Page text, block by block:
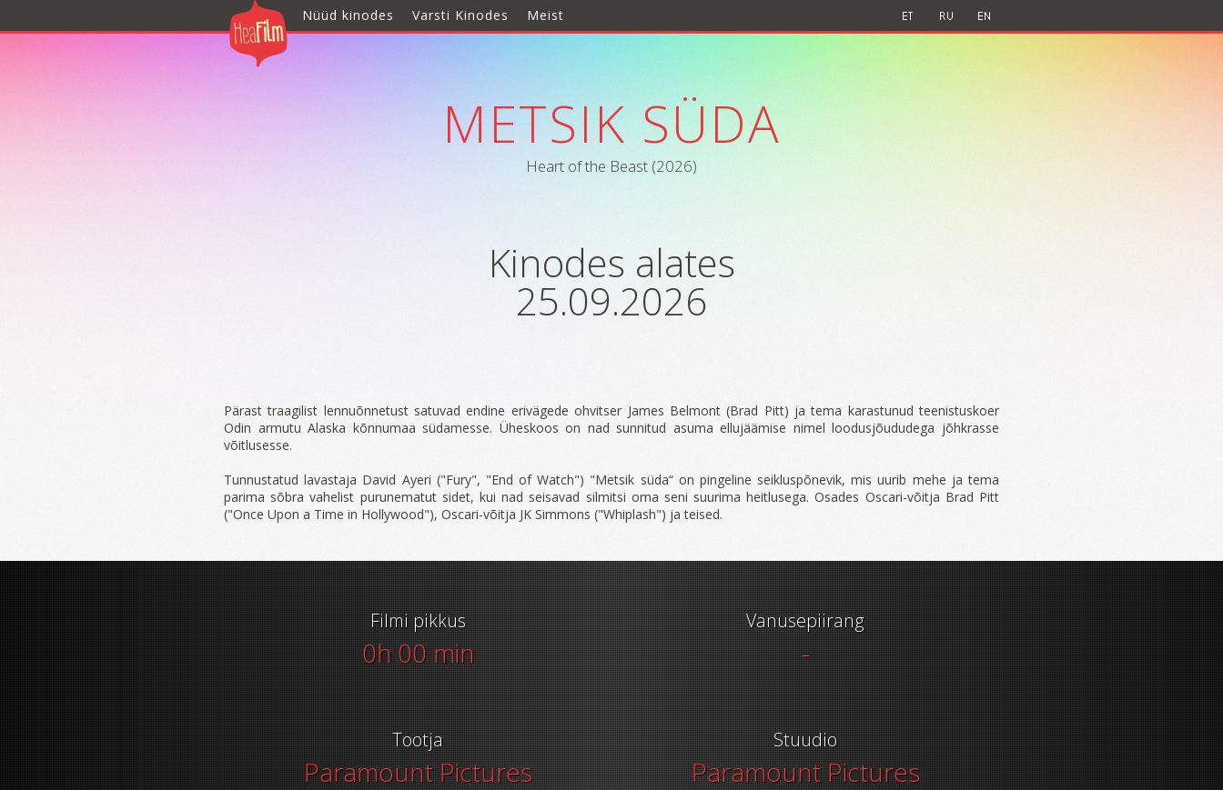
Nüüd kinodes Varsti Kinodes Meist
METSIK SÜDA
Heart of the Beast (2026)
Kinodes alates
25.09.2026
Pärast traagilist lennuõnnetust satuvad endine erivägede ohvitser James Belmont (Brad Pitt) ja tema karastunud teenistuskoer
Odin armutu Alaska kõnnumaa südamesse. Üheskoos on nad sunnitud asuma ellujäämise nimel loodusjõududega jõhkrasse
võitlusesse.
Tunnustatud lavastaja David Ayeri ("Fury", "End of Watch") "Metsik süda“ on pingeline seikluspõnevik, mis uurib mehe ja tema
parima sõbra vahelist purunematut sidet, kui nad seisavad silmitsi oma seni suurima heitlusega. Osades Oscari-võitja Brad Pitt
("Once Upon a Time in Hollywood"), Oscari-võitja JK Simmons ("Whiplash") ja teised.
Filmi pikkus
0h 00 min
Vanusepiirang
-
Tootja
Paramount Pictures
Stuudio
Paramount Pictures